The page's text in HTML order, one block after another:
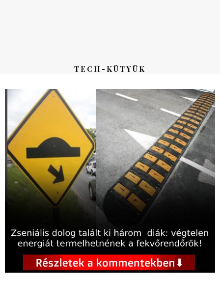
TECH-KÜTYÜK